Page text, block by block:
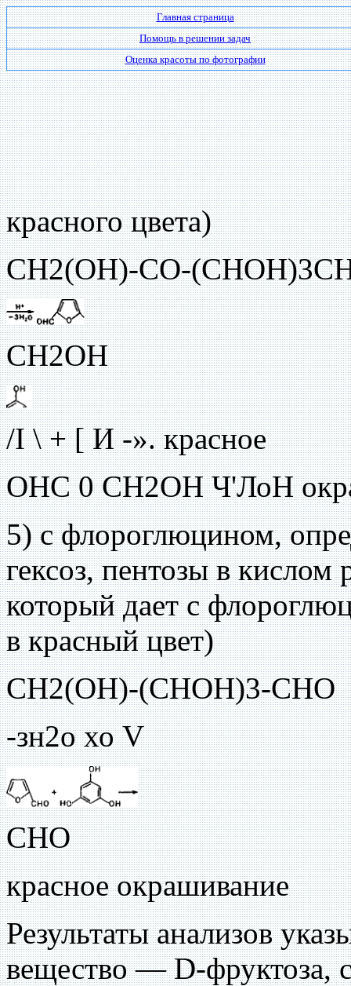
Главная страница
Помощь в решении задач
Оценка красоты по фотографии
красного цвета)
СН2(ОН)-СО-
СН2ОН
/I \ + [ И -». красное
ОНС 0 СН2ОН Ч'ЛоН
5) с флороглюцином,
гексоз, пентозы в
который дает с
в красный цвет)
СН2(ОН)-(СНОН)3-СНО
-зн2о хо V
СНО
красное окрашивание
Результаты анализов
вещество — D-фруктоза,